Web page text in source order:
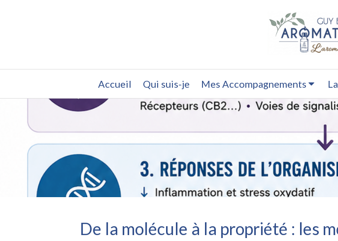
Accueil Qui suis-je Mes Accompagnements
De la molécule à la propriété : les